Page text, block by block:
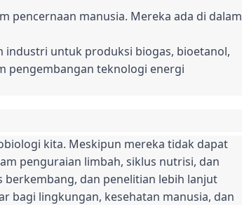
pencernaan manusia. Mereka ada di dalam
industri untuk produksi biogas, bioetanol,
pengembangan teknologi energi
kita. Meskipun mereka tidak dapat
penguraian limbah, siklus nutrisi, dan
dan penelitian lebih lanjut
bagi lingkungan, kesehatan manusia, dan